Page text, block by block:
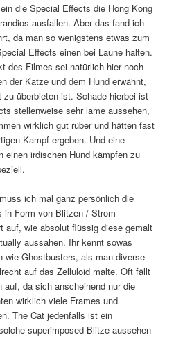
die Special Effects die Hong Kong
ausfallen. Aber das fand ich
da man so wenigstens etwas zum
Effects einen bei Laune halten.
des Filmes sei natürlich hier noch
der Katze und dem Hund erwähnt,
überbieten ist. Schade hierbei ist
stellenweise sehr lame aussehen,
wirklich gut rüber und hätten fast
Kampf ergeben. Und eine
einen irdischen Hund kämpfen zu
ich mal ganz persönlich die
in Form von Blitzen / Strom
auf, wie absolut flüssig diese gemalt
aussahen. Ihr kennt sowas
wie Ghostbusters, als man diverse
auf das Zelluloid malte. Oft fällt
auf, da sich anscheinend nur die
wirklich viele Frames und
The Cat jedenfalls ist ein
superimposed Blitze aussehen